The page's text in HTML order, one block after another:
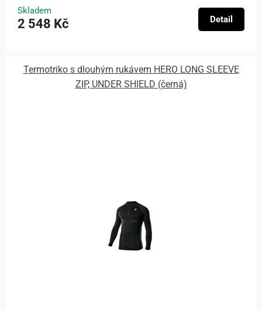
Skladem
2 548 Kč Detail
Termotriko s dlouhým rukávem HERO LONG SLEEVE
ZIP, UNDER SHIELD (černá)